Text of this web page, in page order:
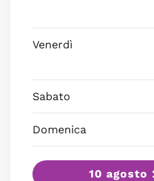
Venerdì
Sabato
Domenica
10 agosto